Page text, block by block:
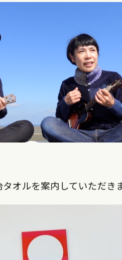
オルを案内していただき